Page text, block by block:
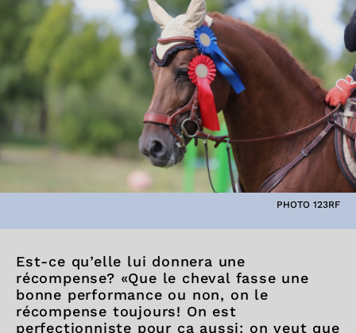
PHOTO 123RF
Est-ce qu’elle lui donnera une
récompense? «Que le cheval fasse une
bonne performance ou non, on le
récompense toujours! On est
perfectionniste pour ça aussi: on veut que